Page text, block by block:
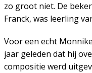
zo groot niet. De
Franck, was leerling
Voor een echt
jaar geleden dat hij
compositie werd